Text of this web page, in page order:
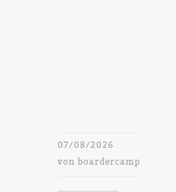
07/08/2026
von boardercamp